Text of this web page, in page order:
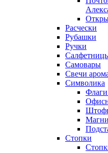
Расчески
Рубашки
Ручки
Самовары
Свечи
Символика
Стопки